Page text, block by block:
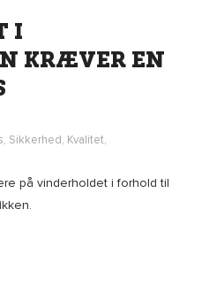
I
KRÆVER EN
, Sikkerhed, Kvalitet,
på vinderholdet i forhold til